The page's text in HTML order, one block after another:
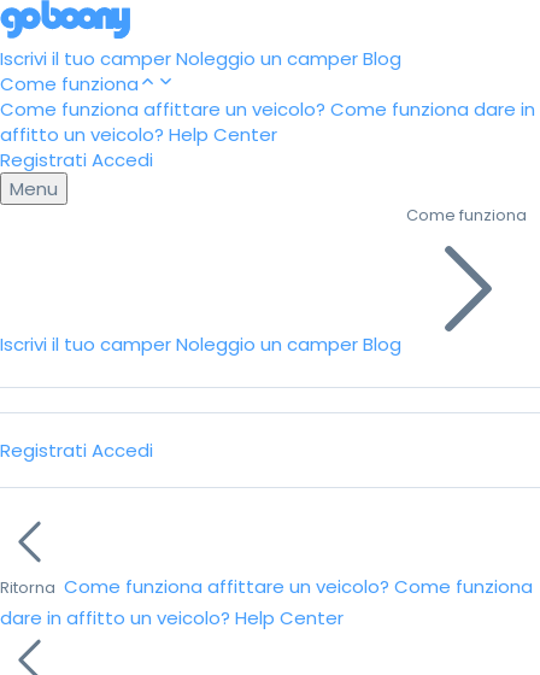
Iscrivi il tuo camperNoleggio un camperBlog
Come funziona
Come funziona affittare un veicolo? Come funziona dare in
affitto un veicolo? Help Center
Registrati Accedi
Menu
Iscrivi il tuo camperNoleggio un camperBlog
Come funziona
Registrati Accedi
Ritorna Come funziona affittare un veicolo? Come funziona
dare in affitto un veicolo? Help Center